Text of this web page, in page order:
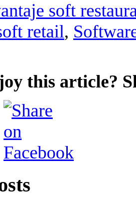
soft
retail,
this article?